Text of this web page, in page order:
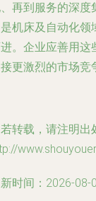
再到服务的深度
机床及自动化领
。企业应善用这
更激烈的市场竞
转载，请注明出
时间：2026-08-